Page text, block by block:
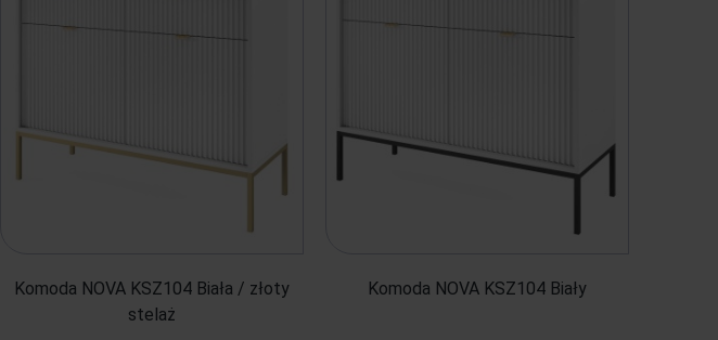
Komoda NOVA KSZ104 Biała / złoty
stelaż
Komoda NOVA KSZ104 Biały